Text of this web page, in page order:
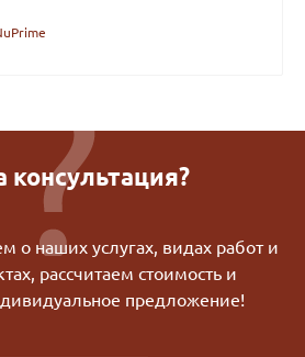
консультация?
о наших услугах, видах работ и
рассчитаем стоимость и
предложение!